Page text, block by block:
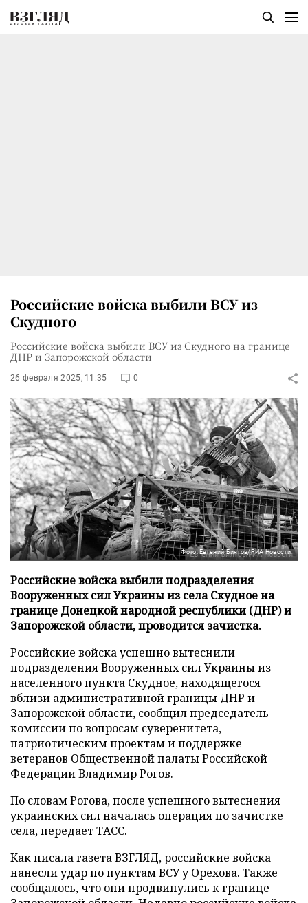
Российские войска выбили ВСУ из
Скудного
Российские войска выбили ВСУ из Скудного на границе
ДНР и Запорожской области
26 февраля 2025, 11:35 0
Фото: Евгений Биятов/РИА Новости
Российские войска выбили подразделения
Вооруженных сил Украины из села Скудное на
границе Донецкой народной республики (ДНР) и
Запорожской области, проводится зачистка.
Российские войска успешно вытеснили
подразделения Вооруженных сил Украины из
населенного пункта Скудное, находящегося
вблизи административной границы ДНР и
Запорожской области, сообщил председатель
комиссии по вопросам суверенитета,
патриотическим проектам и поддержке
ветеранов Общественной палаты Российской
Федерации Владимир Рогов.
По словам Рогова, после успешного вытеснения
украинских сил началась операция по зачистке
села, передаетТАСС.
Как писала газета ВЗГЛЯД, российские войска
нанеслиудар по пунктам ВСУ у Орехова. Также
сообщалось, что онипродвинулись к границе